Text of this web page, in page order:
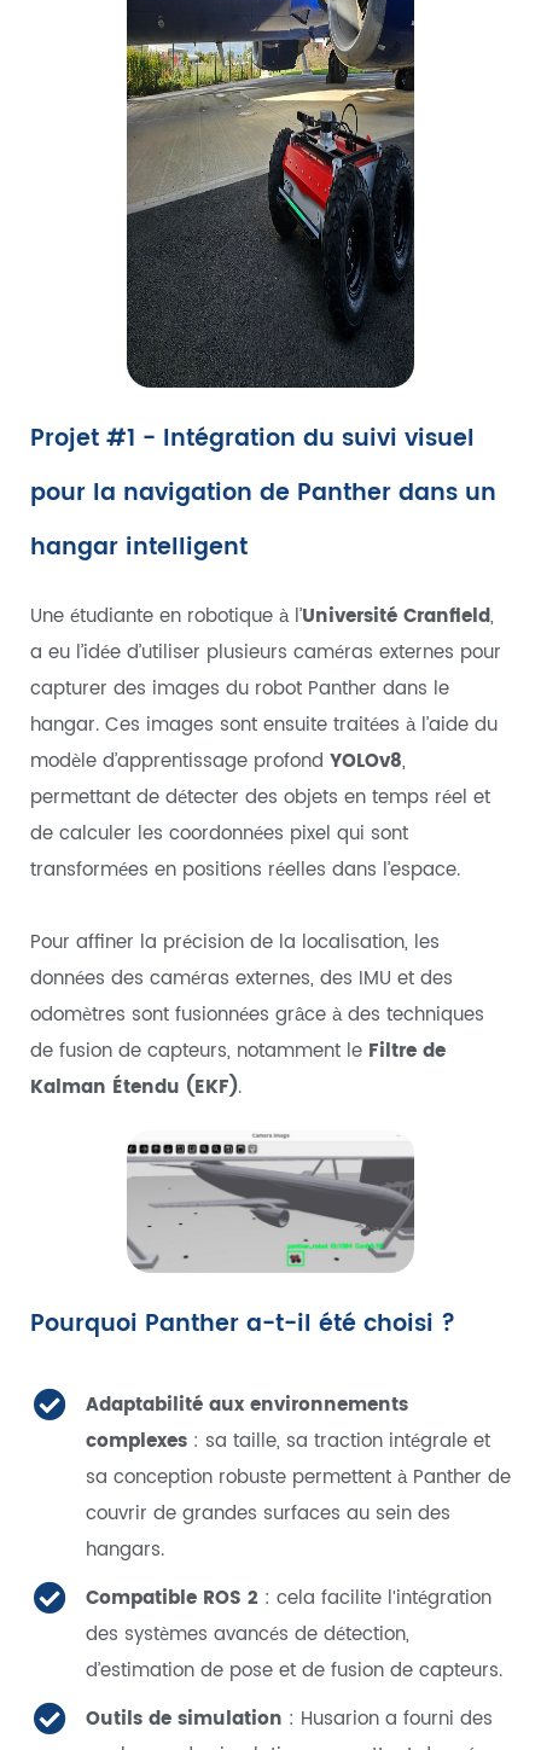
Projet #1 - Intégration du suivi visuel
pour la navigation de Panther dans un
hangar intelligent
Une étudiante en robotique à l’Université Cranfield,
a eu l’idée d’utiliser plusieurs caméras externes pour
capturer des images du robot Panther dans le
hangar. Ces images sont ensuite traitées à l’aide du
modèle d’apprentissage profond YOLOv8,
permettant de détecter des objets en temps réel et
de calculer les coordonnées pixel qui sont
transformées en positions réelles dans l’espace.
Pour affiner la précision de la localisation, les
données des caméras externes, des IMU et des
odomètres sont fusionnées grâce à des techniques
de fusion de capteurs, notamment le Filtre de
Kalman Étendu (EKF).
Pourquoi Panther a-t-il été choisi ?
Adaptabilité aux environnements
complexes: sa taille, sa traction intégrale et
sa conception robuste permettent à Panther de
couvrir de grandes surfaces au sein des
hangars.
Compatible ROS 2 : cela facilite l'intégration
des systèmes avancés de détection,
d’estimation de pose et de fusion de capteurs.
Outils de simulation : Husarion a fourni des